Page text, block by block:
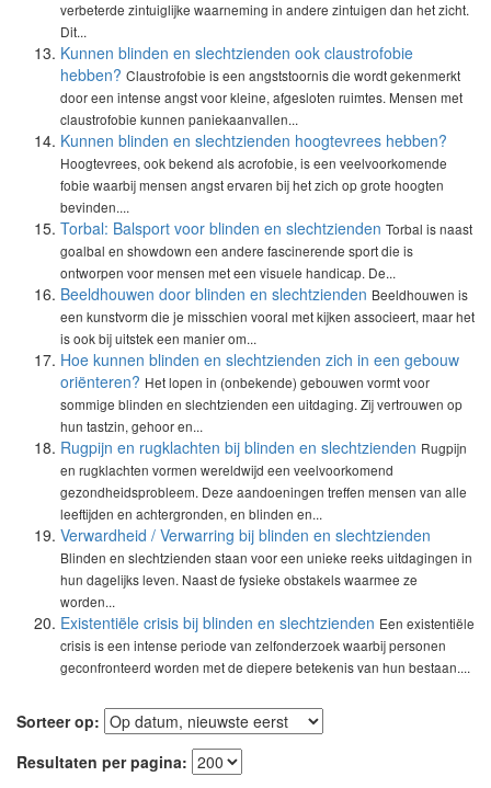
verbeterde zintuiglijke waarneming in andere zintuigen dan het zicht.
Dit...
Kunnen blinden en slechtzienden ook claustrofobie
hebben? Claustrofobie is een angststoornis die wordt gekenmerkt
door een intense angst voor kleine, afgesloten ruimtes. Mensen met
claustrofobie kunnen paniekaanvallen...
Kunnen blinden en slechtzienden hoogtevrees hebben?
Hoogtevrees, ook bekend als acrofobie, is een veelvoorkomende
fobie waarbij mensen angst ervaren bij het zich op grote hoogten
bevinden....
Torbal: Balsport voor blinden en slechtzienden Torbal is naast
goalbal en showdown een andere fascinerende sport die is
ontworpen voor mensen met een visuele handicap. De...
Beeldhouwen door blinden en slechtzienden Beeldhouwen is
een kunstvorm die je misschien vooral met kijken associeert, maar het
is ook bij uitstek een manier om...
Hoe kunnen blinden en slechtzienden zich in een gebouw
oriënteren? Het lopen in (onbekende) gebouwen vormt voor
sommige blinden en slechtzienden een uitdaging. Zij vertrouwen op
hun tastzin, gehoor en...
Rugpijn en rugklachten bij blinden en slechtzienden Rugpijn
en rugklachten vormen wereldwijd een veelvoorkomend
gezondheidsprobleem. Deze aandoeningen treffen mensen van alle
leeftijden en achtergronden, en blinden en...
Verwardheid / Verwarring bij blinden en slechtzienden
Blinden en slechtzienden staan voor een unieke reeks uitdagingen in
hun dagelijks leven. Naast de fysieke obstakels waarmee ze
worden...
Existentiële crisis bij blinden en slechtzienden Een existentiële
crisis is een intense periode van zelfonderzoek waarbij personen
geconfronteerd worden met de diepere betekenis van hun bestaan....
Sorteer op:
Resultaten per pagina: